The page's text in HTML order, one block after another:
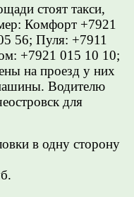
стоят такси,
Комфорт +7921
56; Пуля: +7911
+7921 015 10 10;
на проезд у них
Водителю
для
в одну сторону